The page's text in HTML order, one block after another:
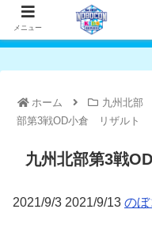
ホーム 九州北部
部第3戦OD小倉 リザルト
九州北部第3戦
2021/9/3 2021/9/13 の
メニュー